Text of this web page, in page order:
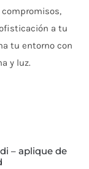
a tu
tu entorno con
y luz.